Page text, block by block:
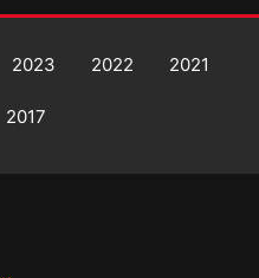
2023 2022 2021
2017